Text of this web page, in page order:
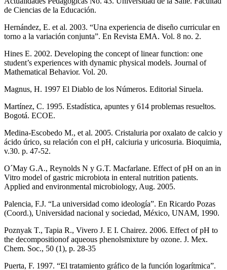
de Ciencias de la Educación.
Hernández, E. et al. 2003. “Una experiencia de diseño curricular en
torno a la variación conjunta”. En Revista EMA. Vol. 8 no. 2.
Hines E. 2002. Developing the concept of linear function: one
student’s experiences with dynamic physical models. Journal of
Mathematical Behavior. Vol. 20.
Magnus, H. 1997 El Diablo de los Números. Editorial Siruela.
Martínez, C. 1995. Estadística, apuntes y 614 problemas resueltos.
Bogotá. ECOE.
Medina-Escobedo M., et al. 2005. Cristaluria por oxalato de calcio y
ácido úrico, su relación con el pH, calciuria y uricosuria. Bioquimia,
v.30. p. 47-52.
O´May G.A., Reynolds N y G.T. Macfarlane. Effect of pH on an in
Vitro model of gastric microbiota in enteral nutrition patients.
Applied and environmental microbiology, Aug. 2005.
Palencia, F.J. “La universidad como ideología”. En Ricardo Pozas
(Coord.), Universidad nacional y sociedad, México, UNAM, 1990.
Poznyak T., Tapia R., Vivero J. E I. Chairez. 2006. Effect of pH to
the decompositionof aqueous phenolsmixture by ozone. J. Mex.
Chem. Soc., 50 (1), p. 28-35
Puerta, F. 1997. “El tratamiento gráfico de la función logarítmica”.